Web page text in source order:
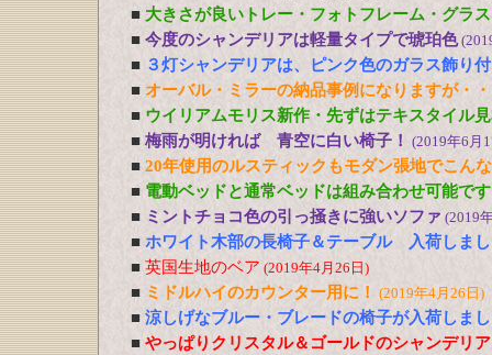
■ 大きさが良いトレー・フォトフレーム・グラ
■ 今度のシャンデリアは軽量タイプで琥珀色
■ ３灯シャンデリアは、ピンク色のガラス飾り付
■ オーバル・ミラーの納品事例になりますが・
■ ウイリアムモリス新作・先ずはテキスタイル
■ 梅雨が明ければ 青空に白い椅子！ (2019年6月
■ 20年使用のルスティックもモダン張地でこん
■ 電動ベッドと通常ベッドは組み合わせ可能です
■ ミントチョコ色の引っ掻きに強いソファ (2019
■ ホワイト木部の長椅子＆テーブル 入荷しま
■ 英国生地のベア (2019年4月26日)
■ ミドルハイのカウンター用に！ (2019年4月26日)
■ 涼しげなブルー・ブレードの椅子が入荷しま
■ やっぱりクリスタル＆ゴールドのシャンデリ